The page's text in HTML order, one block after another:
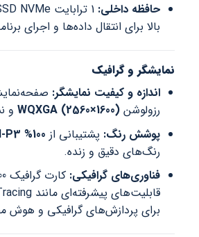
حافظه داخلی:
بالا برای انتقال داده‌ها و اجرای
نمایشگر و گرافیک
اندازه و کیفیت نمایشگر:
رزولوشن WQXGA (2560×1600)و
پوشش رنگ: پشتیبانی از 100% DCI-P3
رنگ‌های دقیق و زنده.
فناوری‌های گرافیکی:
برای پردازش‌های گرافیکی و هوش